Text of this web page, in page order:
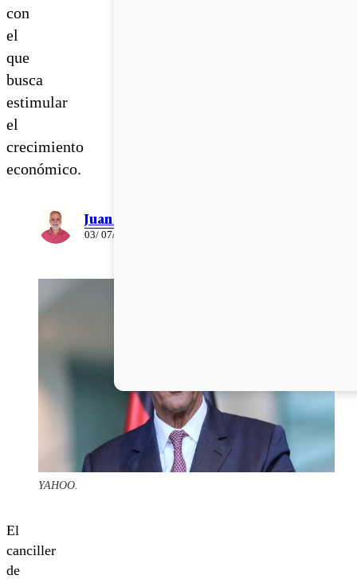
con
el
que
busca
estimular
el
crecimiento
económico.
Juan Pablo Ernst
03/ 07/ 2026
YAHOO.
El
canciller
de